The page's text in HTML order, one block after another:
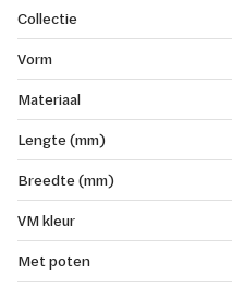
Collectie
Vorm
Materiaal
Lengte (mm)
Breedte (mm)
VM kleur
Met poten